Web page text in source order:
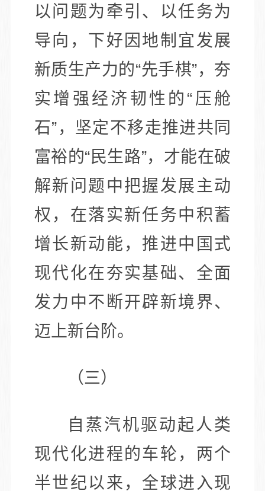
以问题为牵引、以任务为
导向，下好因地制宜发展
新质生产力的“先手棋”，夯
实增强经济韧性的“压舱
石”，坚定不移走推进共同
富裕的“民生路”，才能在破
解新问题中把握发展主动
权，在落实新任务中积蓄
增长新动能，推进中国式
现代化在夯实基础、全面
发力中不断开辟新境界、
迈上新台阶。
（三）
自蒸汽机驱动起人类
现代化进程的车轮，两个
半世纪以来，全球进入现